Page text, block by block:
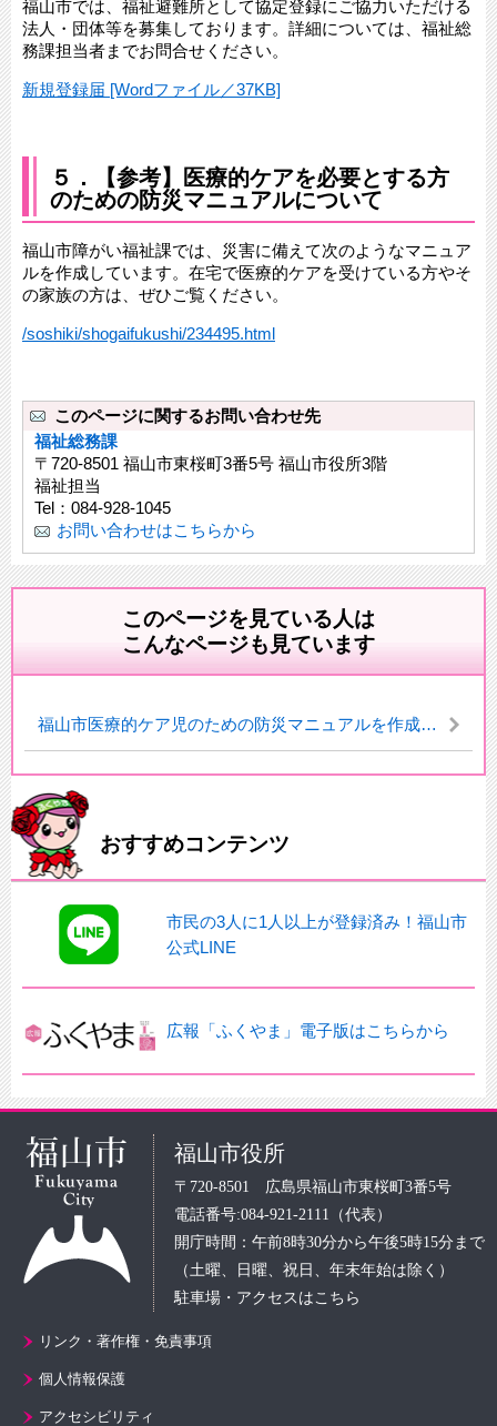
福山市では、福祉避難所として協定登録にご協力いただける
法人・団体等を募集しております。詳細については、福祉総
務課担当者までお問合せください。
新規登録届 [Wordファイル／37KB]
５．【参考】医療的ケアを必要とする方
のための防災マニュアルについて
福山市障がい福祉課では、災害に備えて次のようなマニュア
ルを作成しています。在宅で医療的ケアを受けている方やそ
の家族の方は、ぜひご覧ください。
/soshiki/shogaifukushi/234495.html
このページに関するお問い合わせ先
福祉総務課
〒720-8501 福山市東桜町3番5号 福山市役所3階
福祉担当
Tel：084-928-1045
お問い合わせはこちらから
このページを見ている人は
こんなページも見ています
福山市医療的ケア児のための防災マニュアルを作成しました。
おすすめコンテンツ
市民の3人に1人以上が登録済み！福山市
公式LINE
広報「ふくやま」電子版はこちらから
福山市役所
〒720-8501 広島県福山市東桜町3番5号
電話番号:084-921-2111（代表）
開庁時間：午前8時30分から午後5時15分まで
（土曜、日曜、祝日、年末年始は除く）
駐車場・アクセスはこちら
リンク・著作権・免責事項
個人情報保護
アクセシビリティ